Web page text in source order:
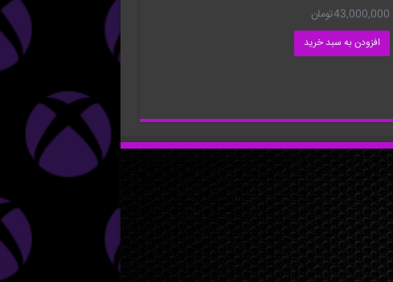
43,000,000تومان
افزودن به سبد خرید